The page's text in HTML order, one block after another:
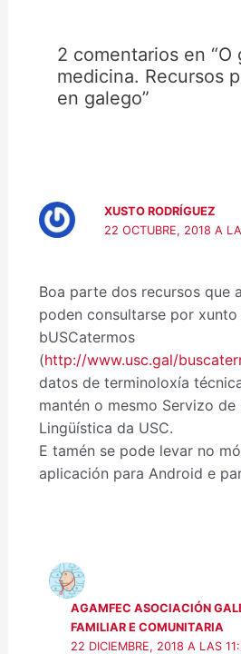
2 comentarios en “O
medicina. Recursos
en galego”
XUSTO RODRÍGUEZ
22 OCTUBRE, 2018 A
Boa parte dos recursos que
poden consultarse por
bUSCatermos
(http://www.usc.gal/
datos de terminoloxía
mantén o mesmo Servizo
Lingüística da USC.
E tamén se pode levar no
aplicación para Android e
AGAMFEC ASOCIACIÓN
FAMILIAR E COMUNITARIA
22 DICIEMBRE, 2018 A LAS